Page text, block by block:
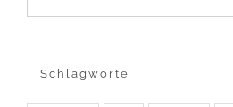
Schlagworte